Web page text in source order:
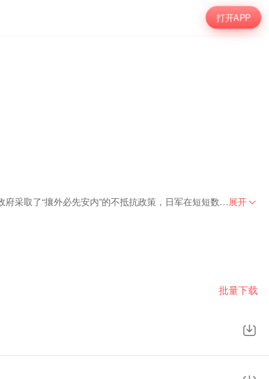
打开APP
九·一八事变是日本关东军于1931年9月18日在中国沈阳柳条湖自毁铁路并嫁祸给中国军队，继而以此为借口突然发动的一场蓄谋已久的侵略战争；由于当时中国国民政府采取了“攘外必先安内”的不抵抗政策，日军在短短数月内便迅速占领了整个中国东北三省，并在此基础上扶植建立了伪“满洲国”傀儡政权，实行了长达十四年的殖民统治，这不仅标志着日本帝国主义全面侵华的开端，也揭开了中国人民波澜壮阔、艰苦卓绝的十四年抗日战争的序幕，是中华民族近代史上无法磨灭的国耻记忆和深刻教训。展开
批量下载